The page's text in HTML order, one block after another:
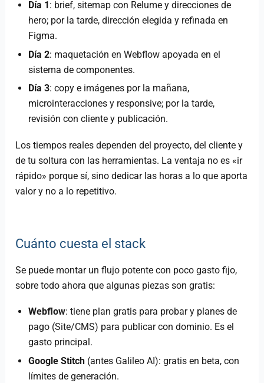
Día 1: brief, sitemap con Relume y direcciones de
hero; por la tarde, dirección elegida y refinada en
Figma.
Día 2: maquetación en Webflow apoyada en el
sistema de componentes.
Día 3: copy e imágenes por la mañana,
microinteracciones y responsive; por la tarde,
revisión con cliente y publicación.
Los tiempos reales dependen del proyecto, del cliente y
de tu soltura con las herramientas. La ventaja no es «ir
rápido» porque sí, sino dedicar las horas a lo que aporta
valor y no a lo repetitivo.
Cuánto cuesta el stack
Se puede montar un flujo potente con poco gasto fijo,
sobre todo ahora que algunas piezas son gratis:
Webflow: tiene plan gratis para probar y planes de
pago (Site/CMS) para publicar con dominio. Es el
gasto principal.
Google Stitch (antes Galileo AI): gratis en beta, con
límites de generación.